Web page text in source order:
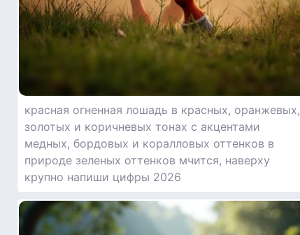
красная огненная лошадь в красных, оранжевых,
золотых и коричневых тонах с акцентами
медных, бордовых и коралловых оттенков в
природе зеленых оттенков мчится, наверху
крупно напиши цифры 2026